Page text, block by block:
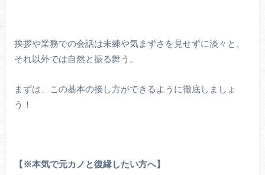
挨拶や業務での会話は未練や気まずさを見せずに淡々と、
それ以外では自然と振る舞う。
まずは、この基本の接し方ができるように徹底しましょ
う！
【※本気で元カノと復縁したい方へ】